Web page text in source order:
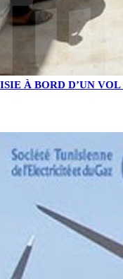
À BORD D’UN